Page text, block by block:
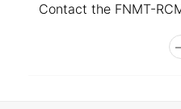
Contact the FNMT-